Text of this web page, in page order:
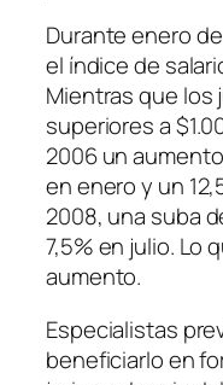
Durante enero
el índice de
Mientras que los
superiores a
2006 un aumento
en enero y un
2008, una suba
7,5% en julio. Lo
aumento.
Especialistas
beneficiarlo en